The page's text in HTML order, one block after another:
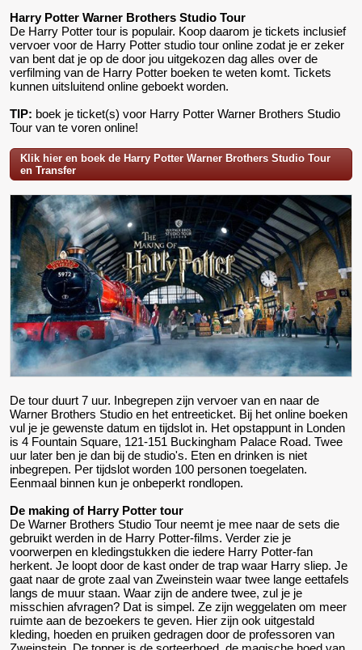
Harry Potter Warner Brothers Studio Tour
De Harry Potter tour is populair. Koop daarom je tickets inclusief
vervoer voor de Harry Potter studio tour online zodat je er zeker
van bent dat je op de door jou uitgekozen dag alles over de
verfilming van de Harry Potter boeken te weten komt. Tickets
kunnen uitsluitend online geboekt worden.
TIP: boek je ticket(s) voor Harry Potter Warner Brothers Studio
Tour van te voren online!
Klik hier en boek de Harry Potter Warner Brothers Studio Tour
en Transfer
De tour duurt 7 uur. Inbegrepen zijn vervoer van en naar de
Warner Brothers Studio en het entreeticket. Bij het online boeken
vul je je gewenste datum en tijdslot in. Het opstappunt in Londen
is 4 Fountain Square, 121-151 Buckingham Palace Road. Twee
uur later ben je dan bij de studio's. Eten en drinken is niet
inbegrepen. Per tijdslot worden 100 personen toegelaten.
Eenmaal binnen kun je onbeperkt rondlopen.
De making of Harry Potter tour
De Warner Brothers Studio Tour neemt je mee naar de sets die
gebruikt werden in de Harry Potter-films. Verder zie je
voorwerpen en kledingstukken die iedere Harry Potter-fan
herkent. Je loopt door de kast onder de trap waar Harry sliep. Je
gaat naar de grote zaal van Zweinstein waar twee lange eettafels
langs de muur staan. Waar zijn de andere twee, zul je je
misschien afvragen? Dat is simpel. Ze zijn weggelaten om meer
ruimte aan de bezoekers te geven. Hier zijn ook uitgestald
kleding, hoeden en pruiken gedragen door de professoren van